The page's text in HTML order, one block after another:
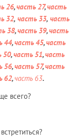
26,часть 27,часть
32, часть 33, часть
38,часть 39,часть
44,часть 45,часть
50,часть 51,часть
56,часть 57,часть
62,часть 63.
всего?